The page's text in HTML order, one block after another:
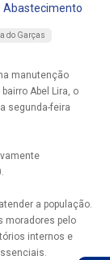
Abastecimento
do Garças
manutenção
Abel Lira, o
segunda-feira
a população.
moradores pelo
internos e